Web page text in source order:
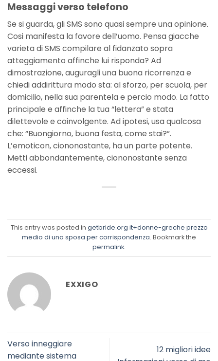
Messaggi verso telefono
Se si guarda, gli SMS sono quasi sempre una opinione.
Cosi manifesta la favore dell’uomo. Pensa giacche
varieta di SMS compilare al fidanzato sopra
atteggiamento affinche lui risponda? Ad
dimostrazione, auguragli una buona ricorrenza e
chiedi addirittura modo sta: al sforzo, per scuola, per
domicilio, nella sua parentela e percio modo. La fatto
principale e affinche la tua “lettera” e stata
dilettevole e coinvolgente. Ad ipotesi, usa qualcosa
che: “Buongiorno, buona festa, come stai?”.
L’emoticon, ciononostante, ha un parte potente.
Metti abbondantemente, ciononostante senza
eccessi.
This entry was posted in getbride.org it+donne-greche prezzo
medio di una sposa per corrispondenza. Bookmark the
permalink.
EXXIGO
Verso inneggiare
mediante sistema
12 migliori idee